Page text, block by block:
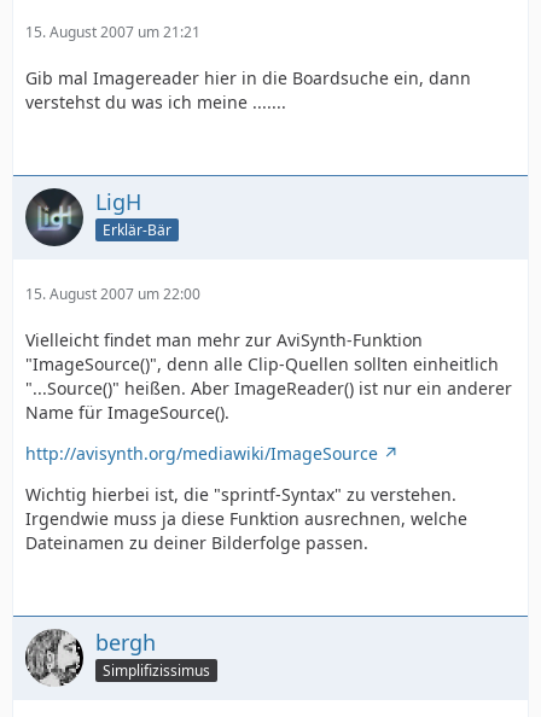
15. August 2007 um 21:21
Gib mal Imagereader hier in die Boardsuche ein, dann
verstehst du was ich meine .......
LigH
Erklär-Bär
15. August 2007 um 22:00
Vielleicht findet man mehr zur AviSynth-Funktion
"ImageSource()", denn alle Clip-Quellen sollten einheitlich
"...Source()" heißen. Aber ImageReader() ist nur ein anderer
Name für ImageSource().
http://avisynth.org/mediawiki/ImageSource
Wichtig hierbei ist, die "sprintf-Syntax" zu verstehen.
Irgendwie muss ja diese Funktion ausrechnen, welche
Dateinamen zu deiner Bilderfolge passen.
bergh
Simplifizissimus